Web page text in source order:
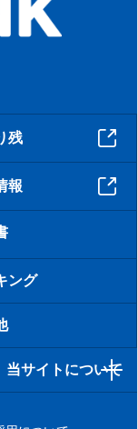
残
報
ング
当サイトについて